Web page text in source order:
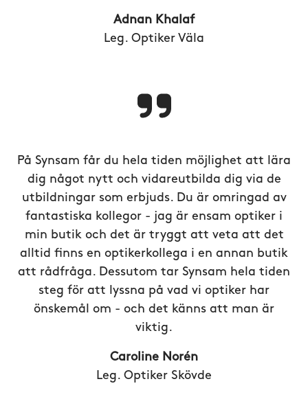
Adnan Khalaf
Leg. Optiker Väla
På Synsam får du hela tiden möjlighet att lära
dig något nytt och vidareutbilda dig via de
utbildningar som erbjuds. Du är omringad av
fantastiska kollegor - jag är ensam optiker i
min butik och det är tryggt att veta att det
alltid finns en optikerkollega i en annan butik
att rådfråga. Dessutom tar Synsam hela tiden
steg för att lyssna på vad vi optiker har
önskemål om - och det känns att man är
viktig.
Caroline Norén
Leg. Optiker Skövde